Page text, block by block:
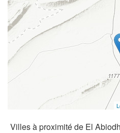
Villes à proximité de El